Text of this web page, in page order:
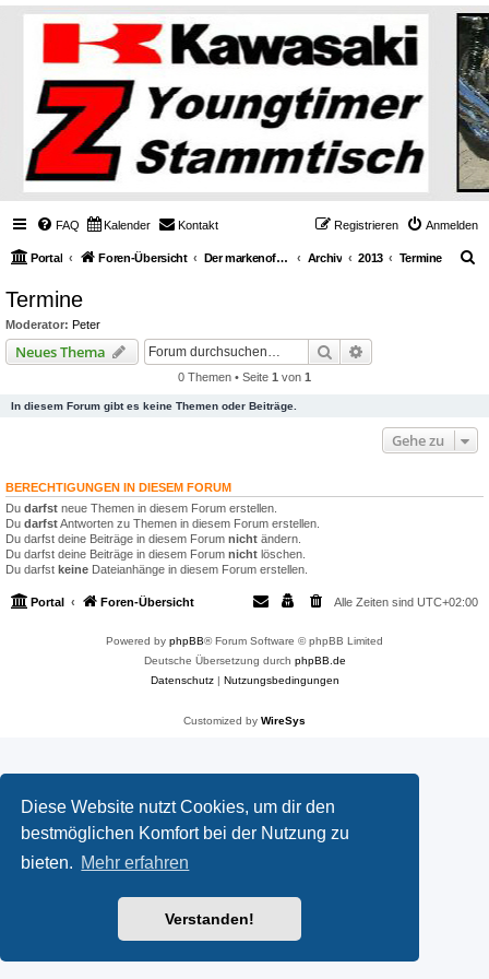
Diese Website nutzt Cookies, um dir den
bestmöglichen Komfort bei der Nutzung zu
bieten. Mehr erfahren
Verstanden!
FAQ Kalender Kontakt Anmelden
Registrieren
Portal Foren-Übersicht Der markenoffene Z-Stammtisch für Youngtimerbiker Archiv 2013 Termine
Termine
Moderator: Peter
Neues Thema Suche
0 Themen • Seite 1 von 1
In diesem Forum gibt es keine Themen oder Beiträge.
Gehe zu
BERECHTIGUNGEN IN DIESEM FORUM
Du darfst neue Themen in diesem Forum erstellen.
Du darfstAntworten zu Themen in diesem Forum erstellen.
Du darfst deine Beiträge in diesem Forum nicht ändern.
Du darfst deine Beiträge in diesem Forum nicht löschen.
Du darfst keine Dateianhänge in diesem Forum erstellen.
Portal Foren-Übersicht Alle Zeiten sind UTC+02:00
Powered by phpBB® Forum Software © phpBB Limited
Deutsche Übersetzung durch phpBB.de
Datenschutz| Nutzungsbedingungen
Customized by WireSys